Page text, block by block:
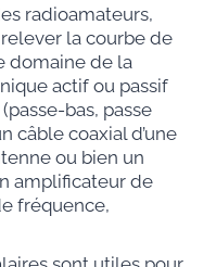
radioamateurs,
la courbe de
domaine de la
actif ou passif
bas, passe
câble coaxial d’une
ou bien un
amplificateur de
fréquence,